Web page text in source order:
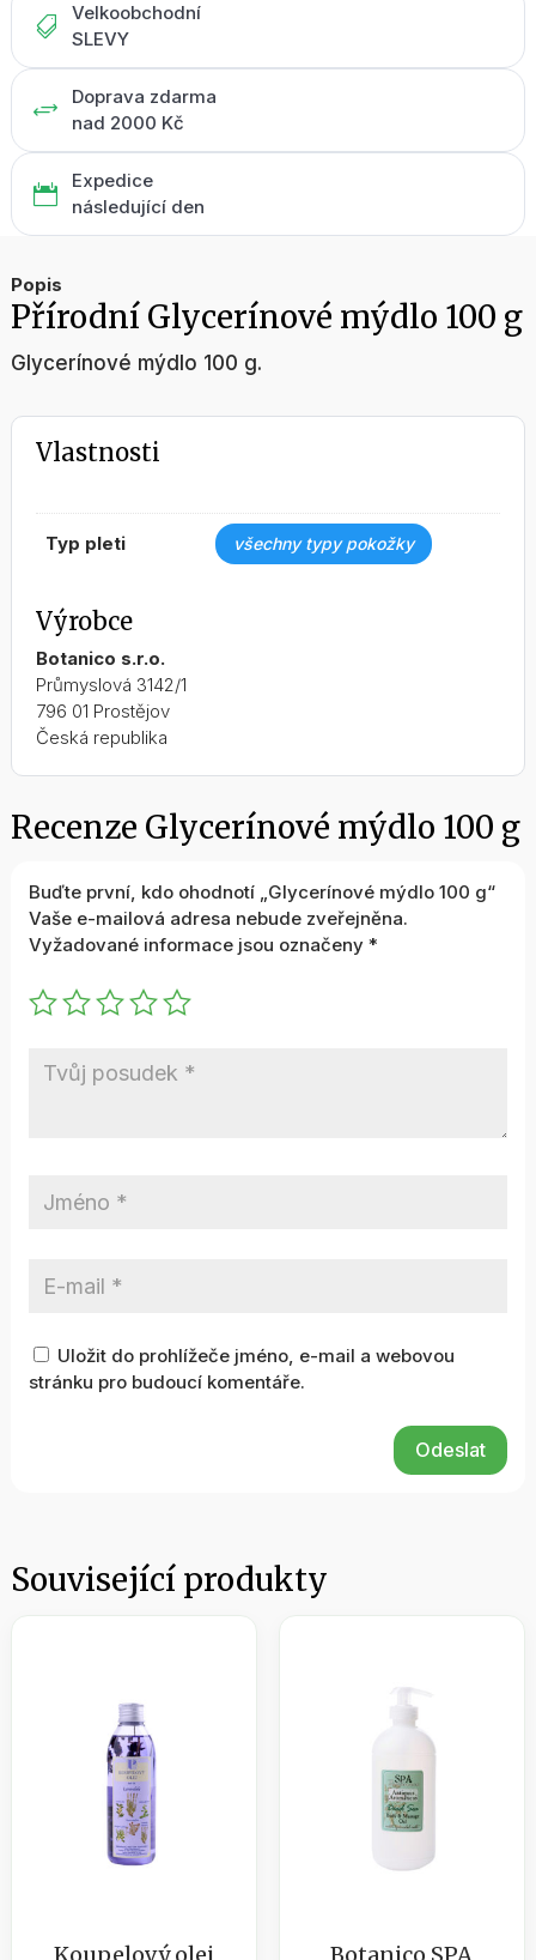

Velkoobchodní
SLEVY
+
Doprava zdarma
nad 2000 Kč

Expedice
následující den
Popis
Přírodní Glycerínové mýdlo 100 g
Glycerínové mýdlo 100 g.
Vlastnosti
typ pleti všechny typy pokožky
Výrobce
Botanico s.r.o.
Průmyslová 3142/1
796 01 Prostějov
Česká republika
Recenze Glycerínové mýdlo 100 g
Buďte první, kdo ohodnotí „Glycerínové mýdlo 100 g“
Vaše e-mailová adresa nebude zveřejněna.
Vyžadované informace jsou označeny *
Uložit do prohlížeče jméno, e-mail a webovou
stránku pro budoucí komentáře.
Odeslat
Související produkty
Koupelový olej Botanico SPA